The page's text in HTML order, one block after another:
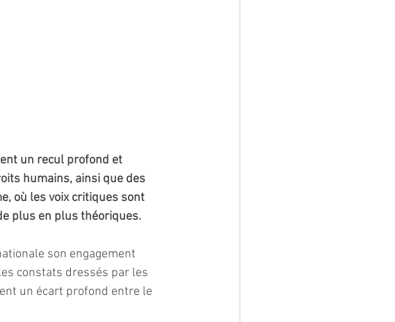
un recul profond et
humains, ainsi que des
où les voix critiques sont
plus en plus théoriques.
son engagement
constats dressés par les
un écart profond entre le